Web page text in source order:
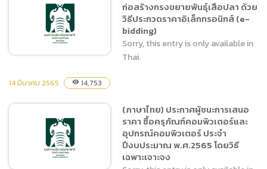
เสนอราคา จ้างเหมาบำรุง
รักษาเตาเผาขยะ โดยวิธีเฉพาะ
ก่อสร้างกรงขยายพันธุ์เสือ
ปลา ด้วยวิธีประกวดราคา
อิเล็กทรอนิกส์ (e-bidding)
ก่อสร้างกรงขยายพันธุ์เสือปลา ด้วย
วิธีประกวดราคาอิเล็กทรอนิกส์ (e-
bidding)
Sorry, this entry is only available in
Thai.
14 มีนาคม 2565 visibility 14,753
(ภาษาไทย) ประกาศผู้ชนะการเสนอ
ราคา ซื้อครุภัณฑ์คอมพิวเตอร์และ
อุปกรณ์คอมพิวเตอร์ ประจำ
ปีงบประมาณ พ.ศ.2565 โดยวิธี
เฉพาะเจาะจง